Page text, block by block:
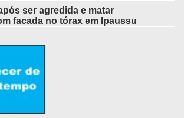
ser agredida e matar
facada no tórax em Ipaussu